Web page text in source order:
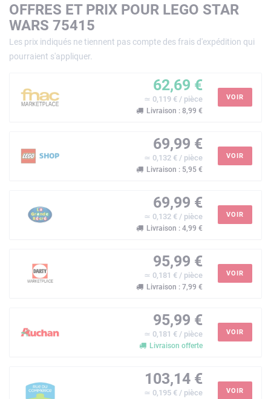
OFFRES ET PRIX POUR LEGO STAR
WARS 75415
Les prix indiqués ne tiennent pas compte des frais d'expédition qui
pourraient s'appliquer.
62,69 €
≃ 0,119 € / pièce
Livraison : 8,99 €
VOIR
69,99 €
≃ 0,132 € / pièce
Livraison : 5,95 €
VOIR
69,99 €
≃ 0,132 € / pièce
Livraison : 4,99 €
VOIR
95,99 €
≃ 0,181 € / pièce
Livraison : 7,99 €
VOIR
95,99 €
≃ 0,181 € / pièce
Livraison offerte
VOIR
103,14 €
≃ 0,195 € / pièce VOIR